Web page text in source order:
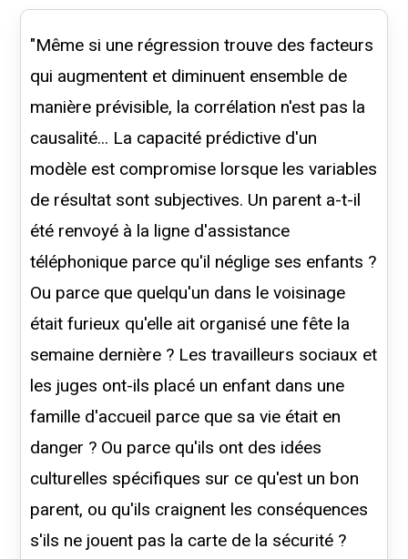
"Même si une régression trouve des facteurs
qui augmentent et diminuent ensemble de
manière prévisible, la corrélation n'est pas la
causalité... La capacité prédictive d'un
modèle est compromise lorsque les variables
de résultat sont subjectives. Un parent a-t-il
été renvoyé à la ligne d'assistance
téléphonique parce qu'il néglige ses enfants ?
Ou parce que quelqu'un dans le voisinage
était furieux qu'elle ait organisé une fête la
semaine dernière ? Les travailleurs sociaux et
les juges ont-ils placé un enfant dans une
famille d'accueil parce que sa vie était en
danger ? Ou parce qu'ils ont des idées
culturelles spécifiques sur ce qu'est un bon
parent, ou qu'ils craignent les conséquences
s'ils ne jouent pas la carte de la sécurité ?